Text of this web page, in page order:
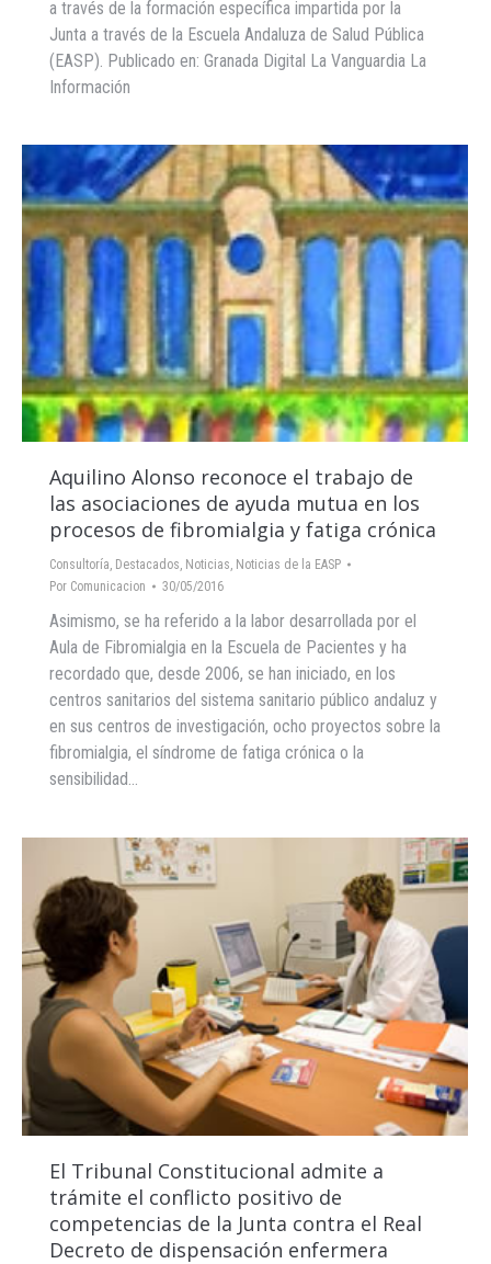
a través de la formación específica impartida por la
Junta a través de la Escuela Andaluza de Salud Pública
(EASP). Publicado en: Granada Digital La Vanguardia La
Información
Aquilino Alonso reconoce el trabajo de
las asociaciones de ayuda mutua en los
procesos de fibromialgia y fatiga crónica
Consultoría, Destacados, Noticias, Noticias de la EASP
Por Comunicacion 30/05/2016
Asimismo, se ha referido a la labor desarrollada por el
Aula de Fibromialgia en la Escuela de Pacientes y ha
recordado que, desde 2006, se han iniciado, en los
centros sanitarios del sistema sanitario público andaluz y
en sus centros de investigación, ocho proyectos sobre la
fibromialgia, el síndrome de fatiga crónica o la
sensibilidad…
El Tribunal Constitucional admite a
trámite el conflicto positivo de
competencias de la Junta contra el Real
Decreto de dispensación enfermera